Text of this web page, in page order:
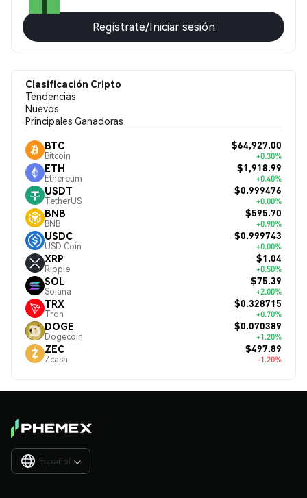
Regístrate/Iniciar sesión
Clasificación Cripto
Tendencias
Nuevos
Principales Ganadoras
BTC
Bitcoin
$64,927.00
+0.30%
ETH
Ethereum
$1,918.99
+0.40%
USDT
TetherUS
$0.999476
+0.00%
BNB
BNB
$595.70
+0.90%
USDC
USD Coin
$0.999743
+0.00%
XRP
Ripple
$1.04
+0.50%
SOL
Solana
$75.39
+2.00%
TRX
Tron
$0.328715
+0.70%
DOGE
Dogecoin
$0.070389
+1.20%
ZEC
Zcash
$497.89
-1.20%
Español 